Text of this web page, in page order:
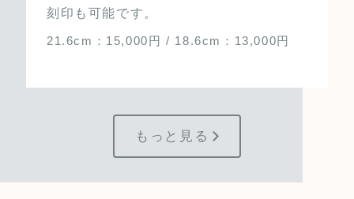
刻印も可能です。
21.6cm：15,000円 / 18.6cm：13,000円
もっと見る